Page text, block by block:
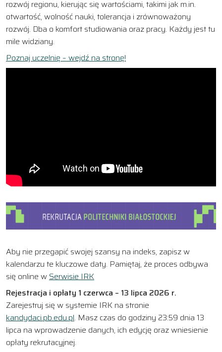
rozwój regionu, kierując się wartościami, takimi jak m.in.
otwartość, wolność nauki, tolerancja i zrównoważony
rozwój. Dba o komfort studiowania oraz pracy. Każdy jest tu
mile widziany.
Poznaj uczelnię – wejdź na stronę!
Aby nie przegapić swojej szansy na indeks, zapisz w
kalendarzu te kluczowe daty. Pamiętaj, że proces odbywa
się online wSerwisie IRK
Rejestracja i opłaty 1 czerwca – 13 lipca 2026 r.
Zarejestruj się w systemie IRK na stronie
kandydaci.pb.edu.pl. Masz czas do godziny 23:59 dnia 13
lipca na wprowadzenie danych, ich edycję oraz wniesienie
opłaty rekrutacyjnej.